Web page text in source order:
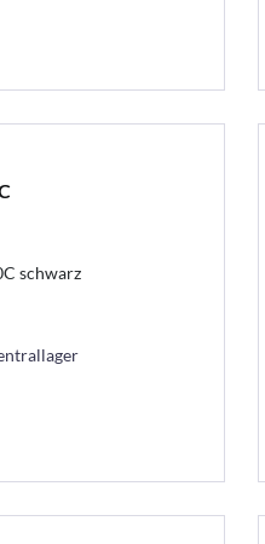
schwarz